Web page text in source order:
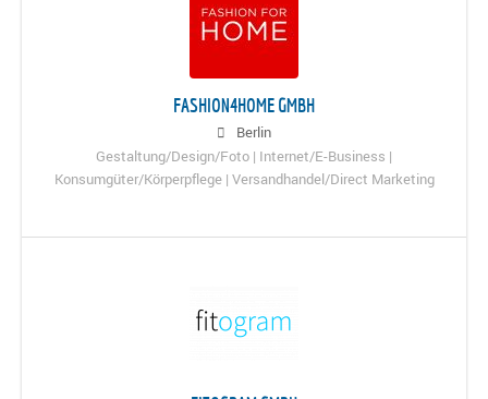
FASHION4HOME GMBH
Berlin
Gestaltung/Design/Foto | Internet/E-Business |
Konsumgüter/Körperpflege | Versandhandel/Direct Marketing